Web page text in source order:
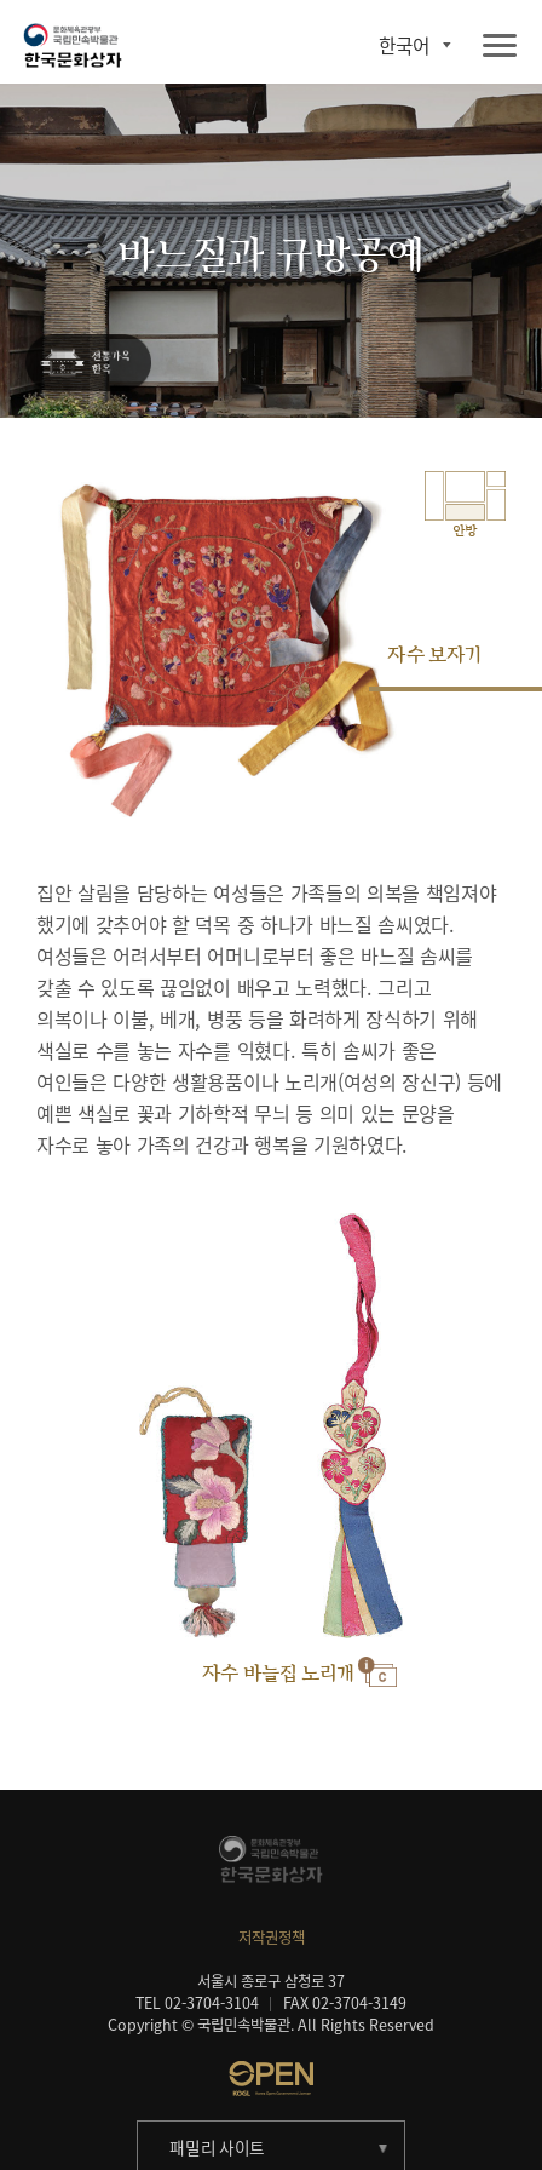
한국어
바느질과 규방공예
안방
자수 보자기
집안 살림을 담당하는 여성들은 가족들의 의복을 책임져야
했기에 갖추어야 할 덕목 중 하나가 바느질 솜씨였다.
여성들은 어려서부터 어머니로부터 좋은 바느질 솜씨를
갖출 수 있도록 끊임없이 배우고 노력했다. 그리고
의복이나 이불, 베개, 병풍 등을 화려하게 장식하기 위해
색실로 수를 놓는 자수를 익혔다. 특히 솜씨가 좋은
여인들은 다양한 생활용품이나 노리개(여성의 장신구) 등에
예쁜 색실로 꽃과 기하학적 무늬 등 의미 있는 문양을
자수로 놓아 가족의 건강과 행복을 기원하였다.
자수 바늘집 노리개
저작권정책
서울시 종로구 삼청로 37
TEL 02-3704-3104
FAX 02-3704-3149
Copyright © 국립민속박물관. All Rights Reserved
패밀리 사이트